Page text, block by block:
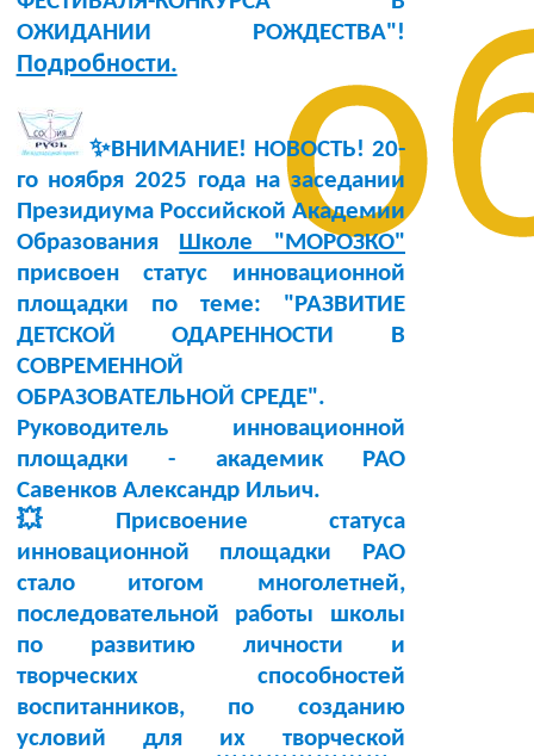
ОЖИДАНИИ РОЖДЕСТВА"!
Подробности.
✨ВНИМАНИЕ! НОВОСТЬ! 20-
го ноября 2025 годана заседании
Президиума Российской Академии
Образования Школе "МОРОЗКО"
присвоен статус инновационной
площадки по теме: "РАЗВИТИЕ
ДЕТСКОЙ ОДАРЕННОСТИ В
СОВРЕМЕННОЙ
ОБРАЗОВАТЕЛЬНОЙ СРЕДЕ".
Руководитель инновационной
площадки - академик РАО
Савенков Александр Ильич.
💥Присвоение статуса
инновационной площадки РАО
стало итогом многолетней,
последовательной работы школы
по развитию личности и
творческих способностей
воспитанников, по созданию
условий для их творческой